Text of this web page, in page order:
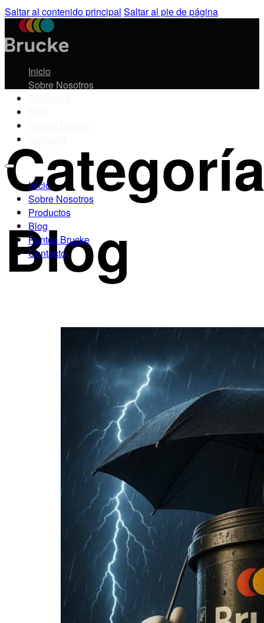
Saltar al contenido principal Saltar al pie de página
Inicio
Sobre Nosotros
Inicio
Sobre Nosotros
Productos
Blog
Puntos Brucke
Contacto
Blog